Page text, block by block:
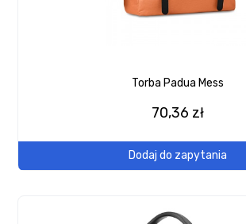
Torba Padua Mess
70,36 zł
Dodaj do zapytania